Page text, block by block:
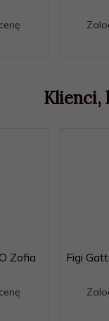
Klienci,
Zofia
Figi